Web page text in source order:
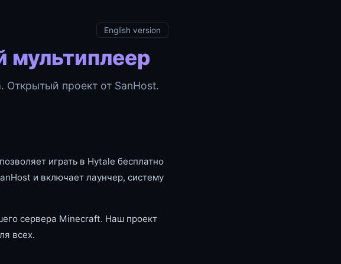
English version
мультиплеер
Открытый проект от SanHost.
играть в Hytale бесплатно
и включает лаунчер, систему
сервера Minecraft. Наш проект
всех.